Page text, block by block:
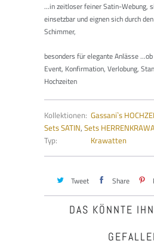
...in zeitloser feiner Satin-Webung,
einsetzbar und eignen sich durch
Schimmer,
besonders für elegante Anlässe
Event, Konfirmation, Verlobung,
Hochzeiten
Kollektionen: Gassani`s
Sets SATIN, Sets
Typ:
Krawatten
Tweet Share
DAS KÖNNTE